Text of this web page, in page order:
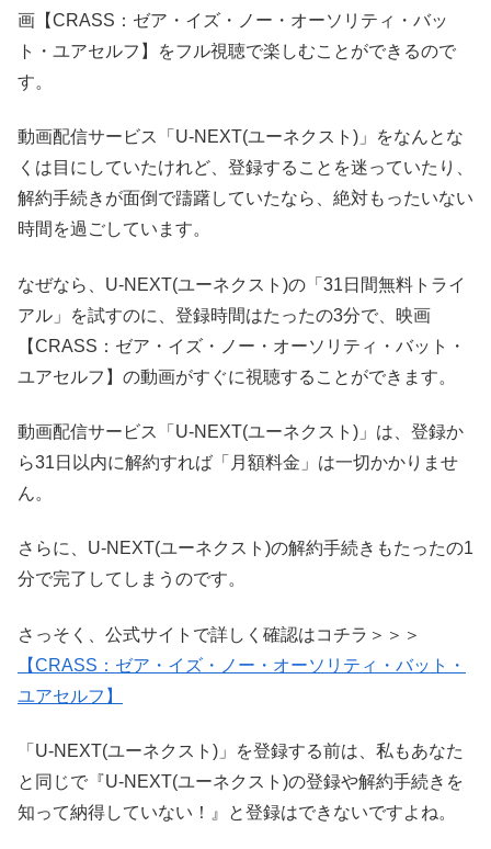
画【CRASS：ゼア・イズ・ノー・オーソリティ・バッ
ト・ユアセルフ】をフル視聴で楽しむことができるので
す。
動画配信サービス「U-NEXT(ユーネクスト)」をなんとな
くは目にしていたけれど、登録することを迷っていたり、
解約手続きが面倒で躊躇していたなら、絶対もったいない
時間を過ごしています。
なぜなら、U-NEXT(ユーネクスト)の「31日間無料トライ
アル」を試すのに、登録時間はたったの3分で、映画
【CRASS：ゼア・イズ・ノー・オーソリティ・バット・
ユアセルフ】の動画がすぐに視聴することができます。
動画配信サービス「U-NEXT(ユーネクスト)」は、登録か
ら31日以内に解約すれば「月額料金」は一切かかりませ
ん。
さらに、U-NEXT(ユーネクスト)の解約手続きもたったの1
分で完了してしまうのです。
さっそく、公式サイトで詳しく確認はコチラ＞＞＞
【CRASS：ゼア・イズ・ノー・オーソリティ・バット・
ユアセルフ】
「U-NEXT(ユーネクスト)」を登録する前は、私もあなた
と同じで『U-NEXT(ユーネクスト)の登録や解約手続きを
知って納得していない！』と登録はできないですよね。